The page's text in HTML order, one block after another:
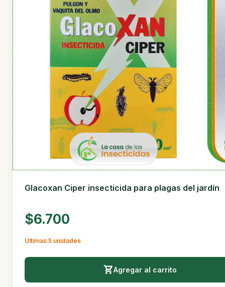
Glacoxan Ciper insecticida para plagas del jardín
$6.700
Últimas 5 unidades
Agregar al carrito